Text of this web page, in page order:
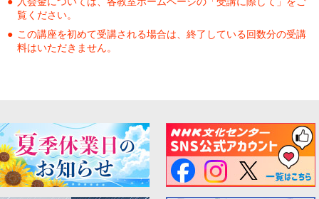
覧ください。
この講座を初めて受講される場合は、終了している回数分の受講
料はいただきません。